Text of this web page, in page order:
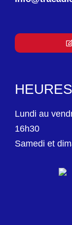
Lundi au
16h30
Samedi et